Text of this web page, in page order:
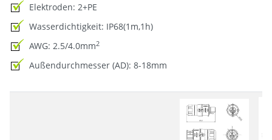
Elektroden: 2+PE
Wasserdichtigkeit: IP68(1m,1h)
AWG: 2.5/4.0mm2
Außendurchmesser (AD): 8-18mm